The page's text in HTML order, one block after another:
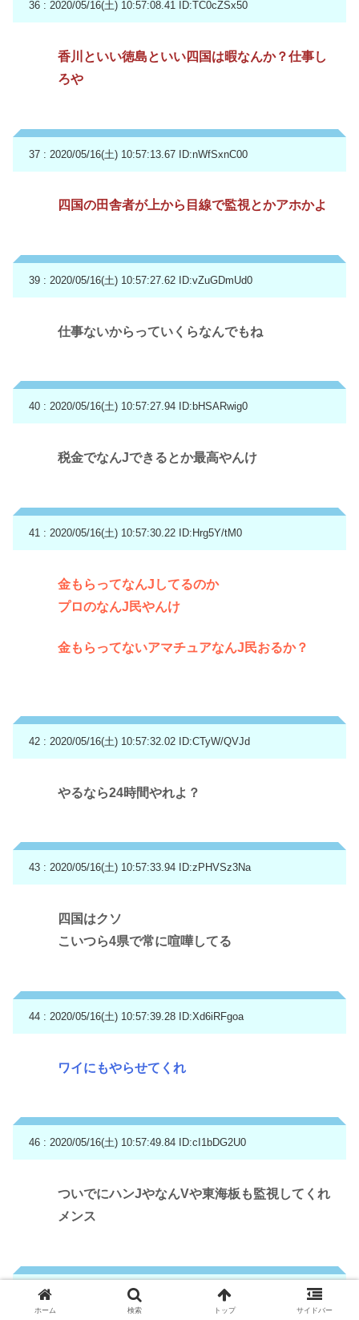
36 : 2020/05/16(土) 10:57:08.41 ID:TC0cZSx50
香川といい徳島といい四国は暇なんか？仕事し
ろや
37 : 2020/05/16(土) 10:57:13.67 ID:nWfSxnC00
四国の田舎者が上から目線で監視とかアホかよ
39 : 2020/05/16(土) 10:57:27.62 ID:vZuGDmUd0
仕事ないからっていくらなんでもね
40 : 2020/05/16(土) 10:57:27.94 ID:bHSARwig0
税金でなんJできるとか最高やんけ
41 : 2020/05/16(土) 10:57:30.22 ID:Hrg5Y/tM0
金もらってなんJしてるのか
プロのなんJ民やんけ
金もらってないアマチュアなんJ民おるか？
42 : 2020/05/16(土) 10:57:32.02 ID:CTyW/QVJd
やるなら24時間やれよ？
43 : 2020/05/16(土) 10:57:33.94 ID:zPHVSz3Na
四国はクソ
こいつら4県で常に喧嘩してる
44 : 2020/05/16(土) 10:57:39.28 ID:Xd6iRFgoa
ワイにもやらせてくれ
46 : 2020/05/16(土) 10:57:49.84 ID:cI1bDG2U0
ついでにハンJやなんVや東海板も監視してくれ
メンス
47 : 2020/05/16(土) 10:57:55.68 ID:tmMaW8qI0
ホーム 検索 トップ サイドバー